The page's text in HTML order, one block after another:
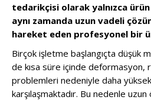
tedarikçisi olarak yalnızca
aynı zamanda uzun vadeli
hareket eden profesyonel bir
Birçok işletme başlangıçta düşük
de kısa süre içinde deformasyon,
problemleri nedeniyle daha
karşılaşmaktadır. Bu nedenle